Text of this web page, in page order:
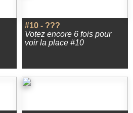
#10 - ???
Votez encore 6 fois pour
voir la place #10